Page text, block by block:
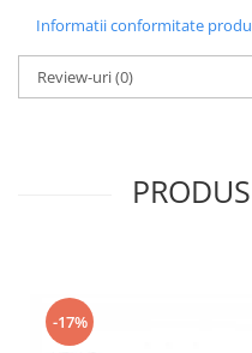
Informatii conformitate
Review-uri(0)
-17%